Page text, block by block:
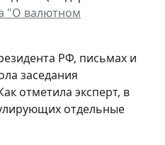
"О валютном
РФ, письмах и
заседания
отметила эксперт, в
отдельные